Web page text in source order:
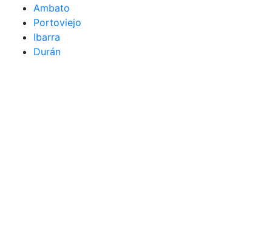
Ambato
Portoviejo
Ibarra
Durán